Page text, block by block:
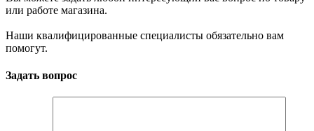
или работе магазина.
Наши квалифицированные специалисты обязательно вам
помогут.
Задать вопрос